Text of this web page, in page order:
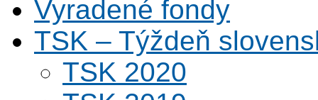
Vyradené fondy
TSK – Týždeň
TSK 2020